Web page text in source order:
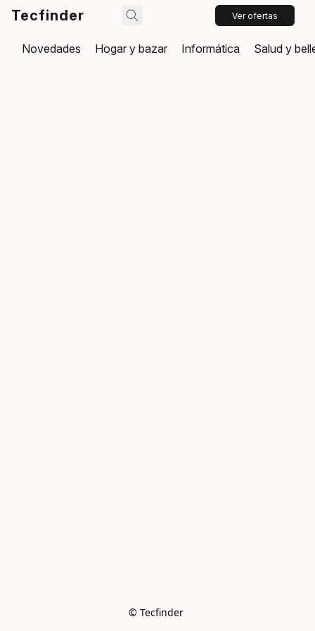
Tecfinder Ver ofertas
Novedades Hogar y bazar Informática Salud y
© Tecfinder